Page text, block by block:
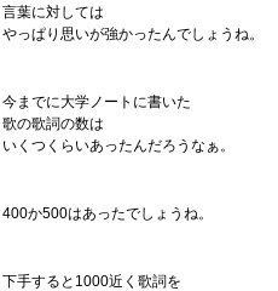
言葉に対しては
やっぱり思いが強かったんでしょうね。
今までに大学ノートに書いた
歌の歌詞の数は
いくつくらいあったんだろうなぁ。
400か500はあったでしょうね。
下手すると1000近く歌詞を